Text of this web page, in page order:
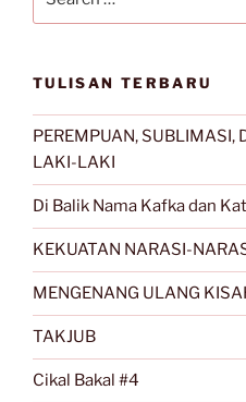
for:
TULISAN TERBARU
PEREMPUAN, SUBLIMASI,
LAKI-LAKI
Di Balik Nama Kafka dan
KEKUATAN NARASI-
MENGENANG ULANG
TAKJUB
Cikal Bakal #4